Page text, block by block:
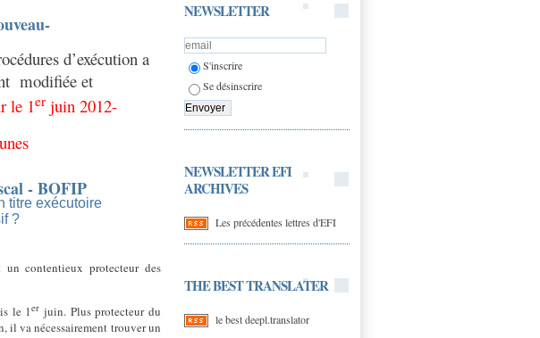
NEWSLETTER
S'inscrire
Se désinscrire
NEWSLETTER EFI
ARCHIVES
Les précédentes lettres d'EFI
THE BEST TRANSLATER
le best deepl.translator
d’exécution a
modifiée et
le 1erjuin 2012-
- BOFIP
titre exécutoire
?
contentieux protecteur des
le 1er juin. Plus protecteur du
il va nécessairement trouver un